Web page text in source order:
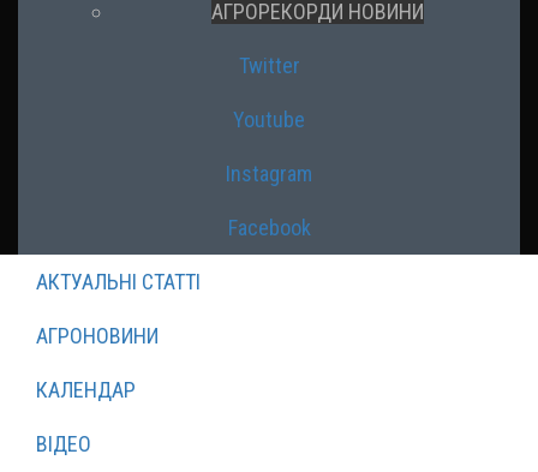
АГРОРЕКОРДИ НОВИНИ
Twitter
Youtube
Instagram
Facebook
АКТУАЛЬНІ СТАТТІ
АГРОНОВИНИ
КАЛЕНДАР
ВІДЕО